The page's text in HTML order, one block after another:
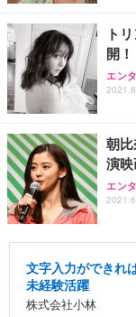
ト
開
エン
朝
演
エン
文字入力ができれ
未経験活躍
株式会社小林